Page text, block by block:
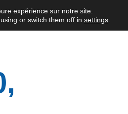
de
expérience sur notre site.
or switch them off in settings.